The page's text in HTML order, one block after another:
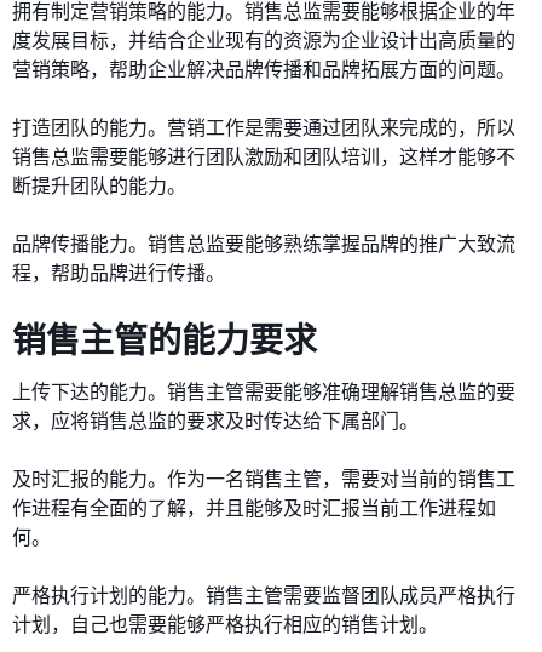
拥有制定营销策略的能力。销售总监需要能够根据企业的年
度发展目标，并结合企业现有的资源为企业设计出高质量的
营销策略，帮助企业解决品牌传播和品牌拓展方面的问题。
打造团队的能力。营销工作是需要通过团队来完成的，所以
销售总监需要能够进行团队激励和团队培训，这样才能够不
断提升团队的能力。
品牌传播能力。销售总监要能够熟练掌握品牌的推广大致流
程，帮助品牌进行传播。
销售主管的能力要求
上传下达的能力。销售主管需要能够准确理解销售总监的要
求，应将销售总监的要求及时传达给下属部门。
及时汇报的能力。作为一名销售主管，需要对当前的销售工
作进程有全面的了解，并且能够及时汇报当前工作进程如
何。
严格执行计划的能力。销售主管需要监督团队成员严格执行
计划，自己也需要能够严格执行相应的销售计划。